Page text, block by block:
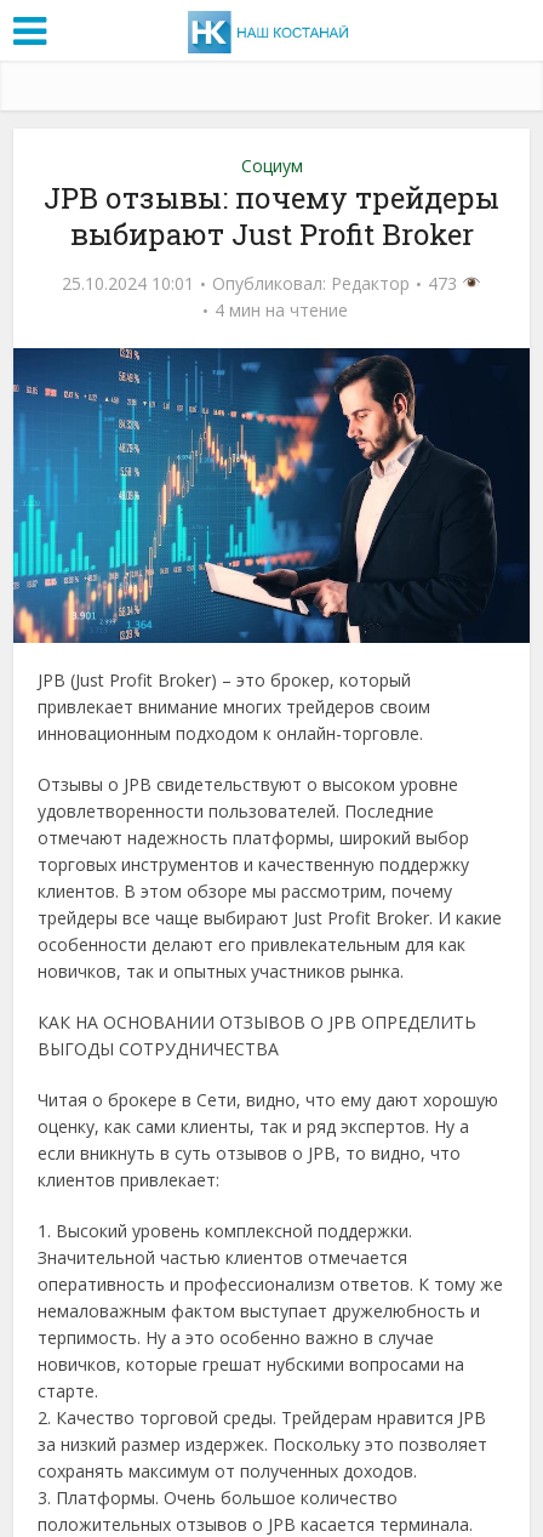
Социум
JPB отзывы: почему трейдеры
выбирают Just Profit Broker
25.10.2024 10:01 Опубликовал: Редактор
473
4 мин на чтение
JPB (Just Profit Broker) – это брокер, который
привлекает внимание многих трейдеров своим
инновационным подходом к онлайн-торговле.
Отзывы о JPB свидетельствуют о высоком уровне
удовлетворенности пользователей. Последние
отмечают надежность платформы, широкий выбор
торговых инструментов и качественную поддержку
клиентов. В этом обзоре мы рассмотрим, почему
трейдеры все чаще выбирают Just Profit Broker. И какие
особенности делают его привлекательным для как
новичков, так и опытных участников рынка.
КАК НА ОСНОВАНИИ ОТЗЫВОВ О JPB ОПРЕДЕЛИТЬ
ВЫГОДЫ СОТРУДНИЧЕСТВА
Читая о брокере в Сети, видно, что ему дают хорошую
оценку, как сами клиенты, так и ряд экспертов. Ну а
если вникнуть в суть отзывов о JPB, то видно, что
клиентов привлекает:
1. Высокий уровень комплексной поддержки.
Значительной частью клиентов отмечается
оперативность и профессионализм ответов. К тому же
немаловажным фактом выступает дружелюбность и
терпимость. Ну а это особенно важно в случае
новичков, которые грешат нубскими вопросами на
старте.
2. Качество торговой среды. Трейдерам нравится JPB
за низкий размер издержек. Поскольку это позволяет
сохранять максимум от полученных доходов.
3. Платформы. Очень большое количество
положительных отзывов о JPB касается терминала.